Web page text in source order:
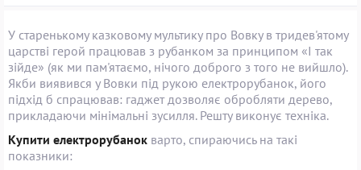
У старенькому казковому мультику про Вовку в тридев'ятому
царстві герой працював з рубанком за принципом «І так
зійде» (як ми пам'ятаємо, нічого доброго з того не вийшло).
Якби виявився у Вовки під рукою електрорубанок, його
підхід б спрацював: гаджет дозволяє обробляти дерево,
прикладаючи мінімальні зусилля. Решту виконує техніка.
Купити електрорубанок варто, спираючись на такі
показники: